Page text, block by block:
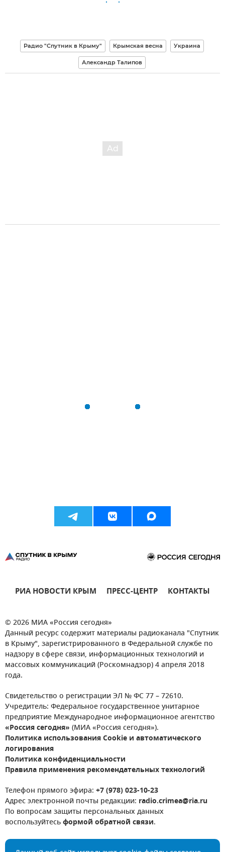
Радио "Спутник в Крыму" Крымская весна Украина
Александр Талипов
РИА НОВОСТИ КРЫМ ПРЕСС-ЦЕНТР КОНТАКТЫ
© 2026 МИА «Россия сегодня»
Данный ресурс содержит материалы радиоканала "Спутник
в Крыму", зарегистрированного в Федеральной службе по
надзору в сфере связи, информационных технологий и
массовых коммуникаций (Роскомнадзор) 4 апреля 2018
года.
Свидетельство о регистрации ЭЛ № ФС 77 – 72610.
Учредитель: Федеральное государственное унитарное
предприятие Международное информационное агентство
«Россия сегодня» (МИА «Россия сегодня»).
Политика использования Cookie и автоматического
логирования
Политика конфиденциальности
Правила применения рекомендательных технологий
Телефон прямого эфира: +7 (978) 023-10-23
Адрес электронной почты редакции: radio.crimea@ria.ru
По вопросам защиты персональных данных
воспользуйтесьформой обратной связи.